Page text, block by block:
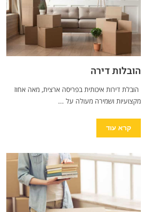
הובלות דירה
הובלת דירות איכותית בפריסה ארצית, מאה אחוז
מקצועיות ושמירה מעולה על ...
קרא עוד